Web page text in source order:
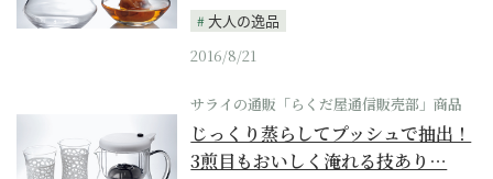
大人の逸品
2016/8/21
サライの通販「らくだ屋通信販売部」商品
じっくり蒸らしてプッシュで抽出！
3煎目もおいしく淹れる技あり…